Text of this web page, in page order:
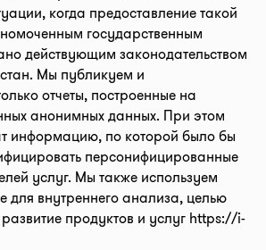
когда предоставление такой
государственным
действующим законодательством
Мы публикуем и
отчеты, построенные на
анонимных данных. При этом
информацию, по которой было бы
персонифицированные
услуг. Мы также используем
внутреннего анализа, целью
продуктов и услуг https://i-